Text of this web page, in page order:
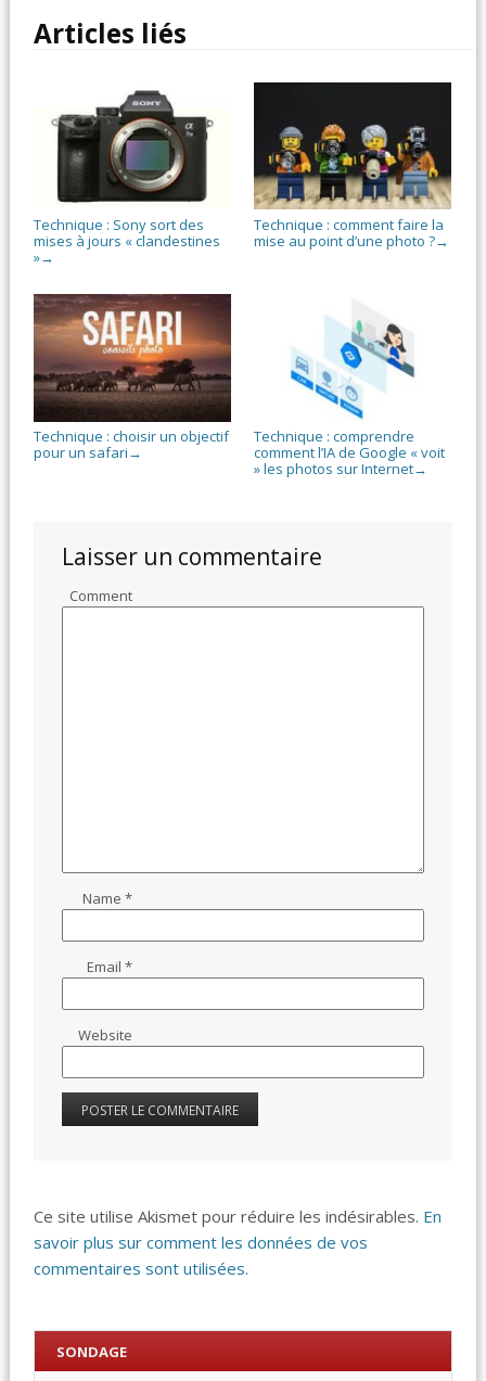
Articles liés
Technique : Sony sort des
mises à jours « clandestines
»→
Technique : comment faire la
mise au point d’une photo ?→
Technique : choisir un objectif
pour un safari →
Technique : comprendre
comment l’IA de Google « voit
» les photos sur Internet→
Laisser un commentaire
Comment
Name*
Email*
Website
Ce site utilise Akismet pour réduire les indésirables. En
savoir plus sur comment les données de vos
commentaires sont utilisées.
SONDAGE